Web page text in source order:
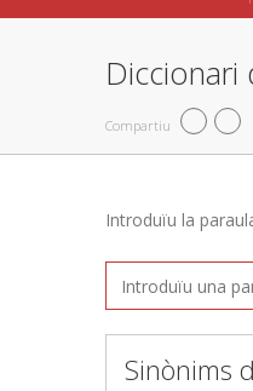
Diccionari
Compartiu
Introduïu la
Sinònims